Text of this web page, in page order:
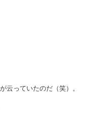
云っていたのだ（笑）。